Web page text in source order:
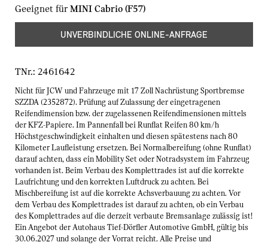
Geeignet für MINI Cabrio (F57)
UNVERBINDLICHE ONLINE-ANFRAGE
TNr.: 2461642
Nicht für JCW und Fahrzeuge mit 17 Zoll Nachrüstung Sportbremse
SZZDA (2352872). Prüfung auf Zulassung der eingetragenen
Reifendimension bzw. der zugelassenen Reifendimensionen mittels
der KFZ-Papiere. Im Pannenfall bei Runflat Reifen 80 km/h
Höchstgeschwindigkeit einhalten und diesen spätestens nach 80
Kilometer Laufleistung ersetzen. Bei Normalbereifung (ohne Runflat)
darauf achten, dass ein Mobility Set oder Notradsystem im Fahrzeug
vorhanden ist. Beim Verbau des Komplettrades ist auf die korrekte
Laufrichtung und den korrekten Luftdruck zu achten. Bei
Mischbereifung ist auf die korrekte Achsverbauung zu achten. Vor
dem Verbau des Komplettrades ist darauf zu achten, ob ein Verbau
des Komplettrades auf die derzeit verbaute Bremsanlage zulässig ist!
Ein Angebot der Autohaus Tief-Dörfler Automotive GmbH, gültig bis
30.06.2027 und solange der Vorrat reicht. Alle Preise und